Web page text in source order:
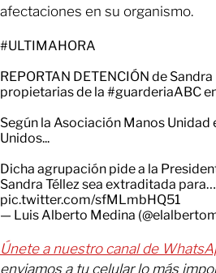
afectaciones en su organismo.
#ULTIMAHORA
REPORTAN DETENCIÓN de
propietarias de la #guarderiaABC
Según la Asociación Manos
Unidos...
Dicha agrupación pide a la
Sandra Téllez sea extraditada para…
pic.twitter.com/sfMLmbHQ51
— Luis Alberto Medina
Únete a nuestro canal de
enviamos a tu celular lo más